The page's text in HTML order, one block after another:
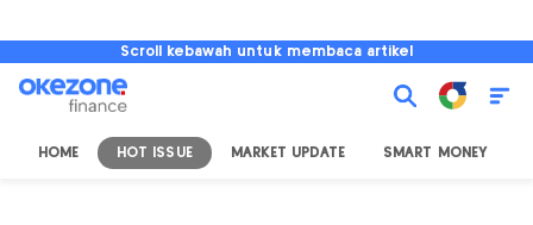
Scroll kebawah untuk membaca artikel
HOME HOT ISSUE MARKET UPDATE SMART MONEY